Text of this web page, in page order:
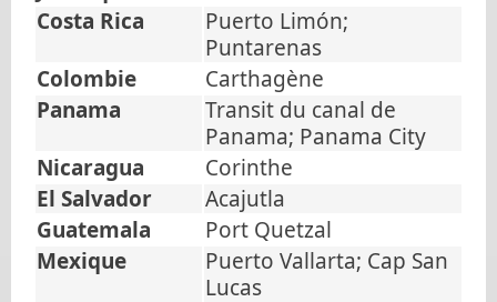
Costa Rica
Puerto Limón;
Puntarenas
Colombie
Carthagène
Panama
Transit du canal de
Panama; Panama City
Nicaragua
Corinthe
El Salvador
Acajutla
Guatemala
Port Quetzal
Mexique
Puerto Vallarta; Cap San
Lucas